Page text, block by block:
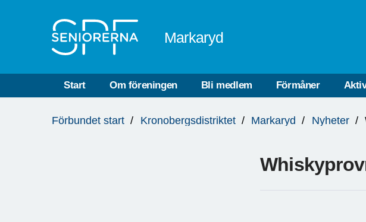
Markaryd
Start Om föreningen Bli medlem Förmåner
är
Förbundet start Kronobergsdistriktet Markaryd Nyheter